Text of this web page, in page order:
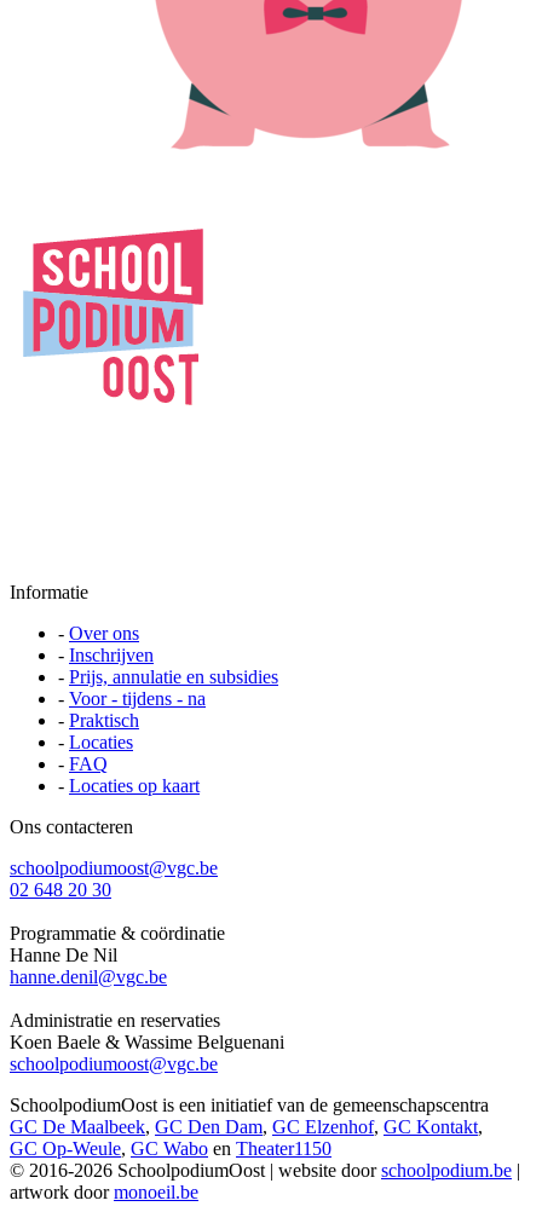
Informatie
- Over ons
- Inschrijven
- Prijs, annulatie en subsidies
- Voor - tijdens - na
- Praktisch
- Locaties
- FAQ
- Locaties op kaart
Ons contacteren
schoolpodiumoost@vgc.be
02 648 20 30
Programmatie & coördinatie
Hanne De Nil
hanne.denil@vgc.be
Administratie en reservaties
Koen Baele & Wassime Belguenani
schoolpodiumoost@vgc.be
SchoolpodiumOost is een initiatief van de gemeenschapscentra
GC De Maalbeek, GC Den Dam, GC Elzenhof, GC Kontakt,
GC Op-Weule, GC Wabo en Theater1150
© 2016-2026 SchoolpodiumOost | website doorschoolpodium.be |
artwork doormonoeil.be